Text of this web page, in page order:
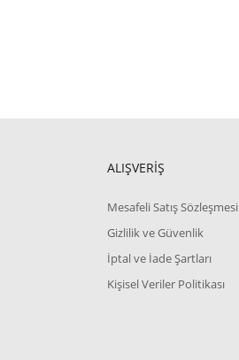
ALIŞVERİŞ
Mesafeli Satış Sözleşmesi
Gizlilik ve Güvenlik
İptal ve İade Şartları
Kişisel Veriler Politikası